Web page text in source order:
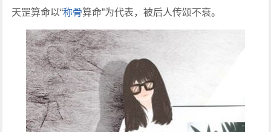
天罡算命以“称骨算命”为代表，被后人传颂不衰。